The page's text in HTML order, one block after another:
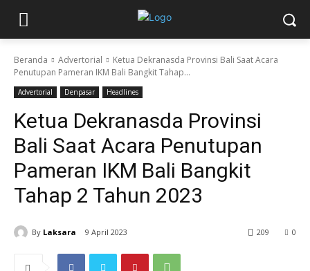
Beranda Advertorial
Ketua Dekranasda Provinsi Bali Saat Acara
Penutupan Pameran IKM Bali Bangkit Tahap...
Advertorial Denpasar Headlines
Ketua Dekranasda Provinsi
Bali Saat Acara Penutupan
Pameran IKM Bali Bangkit
Tahap 2 Tahun 2023
By Laksara 9 April 2023 0
209